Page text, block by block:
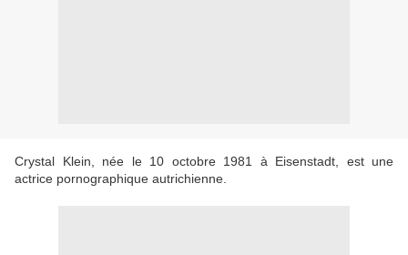
Crystal Klein, née le 10 octobre 1981 à Eisenstadt, est une
actrice pornographique autrichienne.